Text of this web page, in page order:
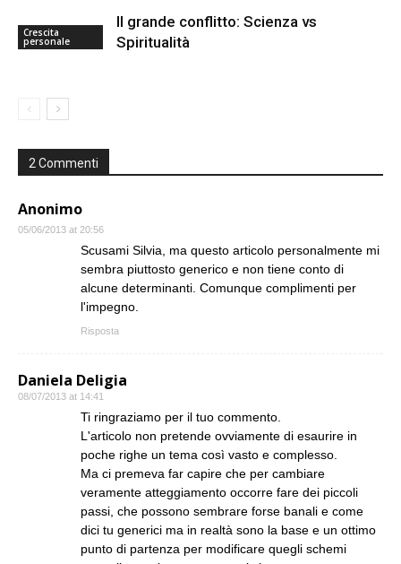
Crescita
personale
Il grande conflitto: Scienza vs
Spiritualità
2 Commenti
Anonimo
05/06/2013 at 20:56
Scusami Silvia, ma questo articolo personalmente mi
sembra piuttosto generico e non tiene conto di
alcune determinanti. Comunque complimenti per
l'impegno.
Risposta
Daniela Deligia
08/07/2013 at 14:41
Ti ringraziamo per il tuo commento.
L'articolo non pretende ovviamente di esaurire in
poche righe un tema così vasto e complesso.
Ma ci premeva far capire che per cambiare
veramente atteggiamento occorre fare dei piccoli
passi, che possono sembrare forse banali e come
dici tu generici ma in realtà sono la base e un ottimo
punto di partenza per modificare quegli schemi